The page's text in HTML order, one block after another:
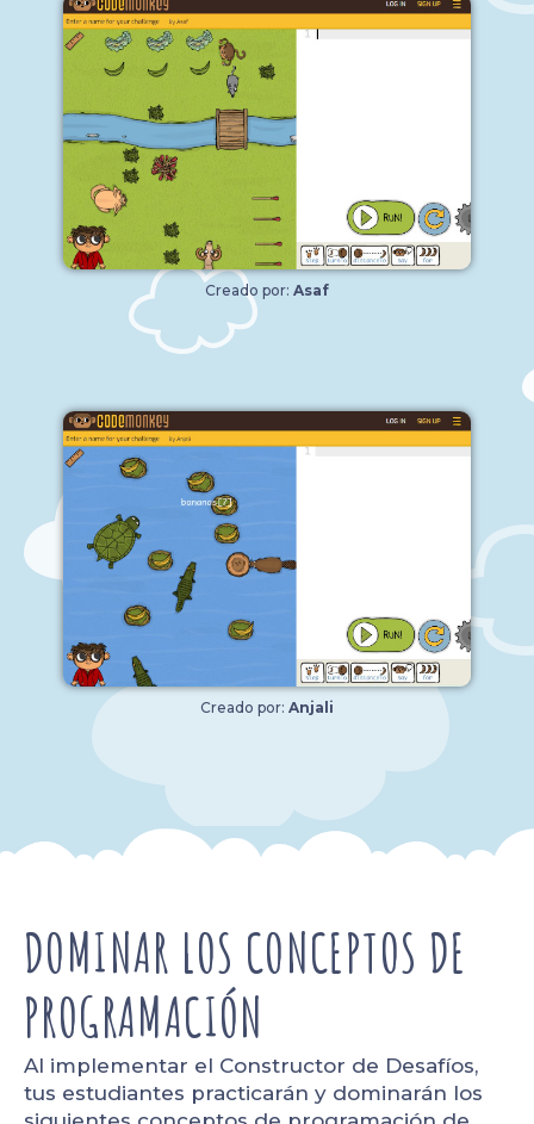
Creado por: Asaf
Creado por: Anjali
DOMINAR LOS CONCEPTOS DE
PROGRAMACIÓN
Al implementar el Constructor de Desafíos,
tus estudiantes practicarán y dominarán los